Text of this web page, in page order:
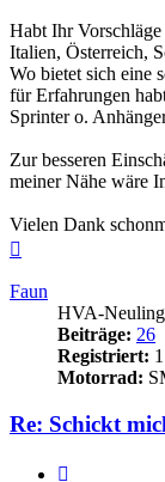
Habt Ihr
Italien, Österreich,
Wo bietet sich eine
für Erfahrungen
Sprinter o.
Zur besseren
meiner Nähe wäre
Vielen Dank
Faun
HVA-Neuling
Beiträge: 26
Registriert:
Motorrad:
Re: Schickt